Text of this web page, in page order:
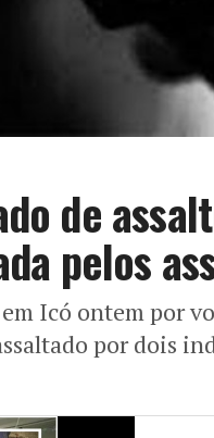
de
pelos
Icó ontem por
por dois